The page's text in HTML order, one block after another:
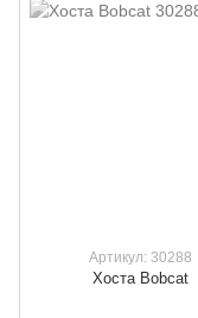
Артикул: 30288
Хоста Bobcat